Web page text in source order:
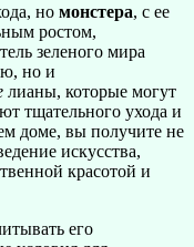
но монстера, с ее
ростом,
зеленого мира
но и
лианы, которые могут
тщательного ухода и
доме, вы получите не
искусства,
красотой и
его